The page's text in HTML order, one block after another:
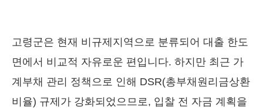
고령군은 현재 비규제지역으로 분류되어 대출 한도
면에서 비교적 자유로운 편입니다. 하지만 최근 가
계부채 관리 정책으로 인해 DSR(총부채원리금상환
비율) 규제가 강화되었으므로, 입찰 전 자금 계획을